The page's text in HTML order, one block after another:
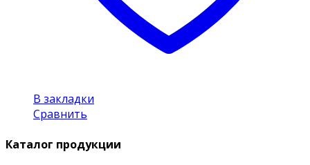
В закладки
Сравнить
Каталог продукции